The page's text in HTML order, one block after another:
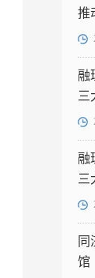
推
融
三
融
三
同
馆